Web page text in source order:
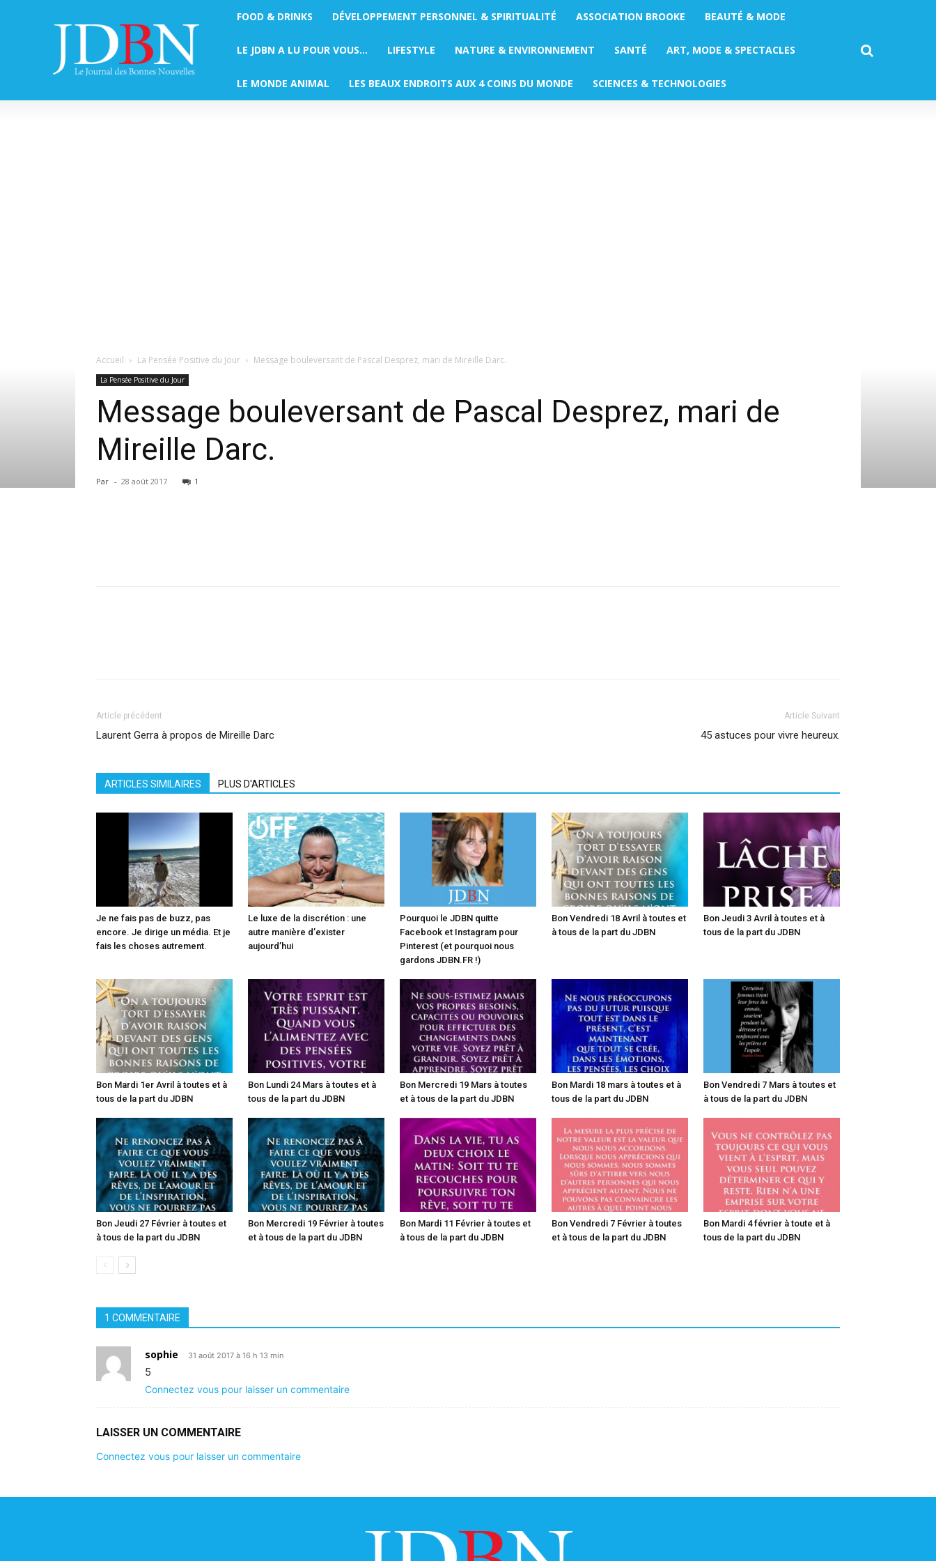
FOOD & DRINKS DÉVELOPPEMENT PERSONNEL & SPIRITUALITÉ ASSOCIATION BROOKE BEAUTÉ & MODE
LE JDBN A LU POUR VOUS… LIFESTYLE NATURE & ENVIRONNEMENT SANTÉ ART, MODE & SPECTACLES
LE MONDE ANIMAL LES BEAUX ENDROITS AUX 4 COINS DU MONDE SCIENCES & TECHNOLOGIES
Accueil La Pensée Positive du Jour Message bouleversant de Pascal Desprez, mari de Mireille Darc.
La Pensée Positive du Jour
Message bouleversant de Pascal Desprez, mari de
Mireille Darc.
Par - 28 août 2017 1
Article précédent
Laurent Gerra à propos de Mireille Darc
Article Suivant
45 astuces pour vivre heureux.
ARTICLES SIMILAIRES PLUS D'ARTICLES
Je ne fais pas de buzz, pas
encore. Je dirige un média. Et je
fais les choses autrement.
Le luxe de la discrétion : une
autre manière d’exister
aujourd’hui
Pourquoi le JDBN quitte
Facebook et Instagram pour
Pinterest (et pourquoi nous
gardons JDBN.FR !)
Bon Vendredi 18 Avril à toutes et
à tous de la part du JDBN
Bon Jeudi 3 Avril à toutes et à
tous de la part du JDBN
Bon Mardi 1er Avril à toutes et à
tous de la part du JDBN
Bon Lundi 24 Mars à toutes et à
tous de la part du JDBN
Bon Mercredi 19 Mars à toutes
et à tous de la part du JDBN
Bon Mardi 18 mars à toutes et à
tous de la part du JDBN
Bon Vendredi 7 Mars à toutes et
à tous de la part du JDBN
Bon Jeudi 27 Février à toutes et
à tous de la part du JDBN
Bon Mercredi 19 Février à toutes
et à tous de la part du JDBN
Bon Mardi 11 Février à toutes et
à tous de la part du JDBN
Bon Vendredi 7 Février à toutes
et à tous de la part du JDBN
Bon Mardi 4 février à toute et à
tous de la part du JDBN
1 COMMENTAIRE
sophie 31 août 2017 à 16 h 13 min
5
Connectez vous pour laisser un commentaire
LAISSER UN COMMENTAIRE
Connectez vous pour laisser un commentaire